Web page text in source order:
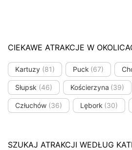
CIEKAWE ATRAKCJE W
Kartuzy (81) Puck (67)
Słupsk (46) Kościerzyna (39)
Człuchów (36) Lębork (30)
SZUKAJ ATRAKCJI WEDŁUG